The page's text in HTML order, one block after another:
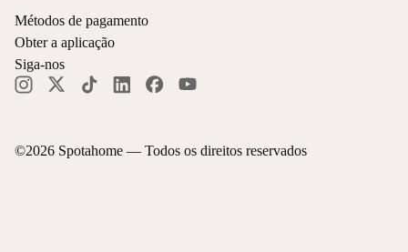
©2026 Spotahome — Todos os direitos reservados
Métodos de pagamento
Obter a aplicação
Siga-nos